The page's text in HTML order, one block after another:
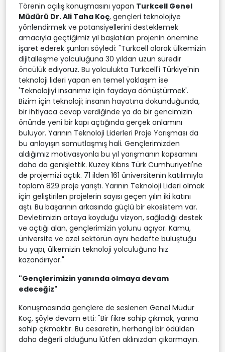
Törenin açılış konuşmasını yapan Turkcell Genel
Müdürü Dr. Ali Taha Koç, gençleri teknolojiye
yönlendirmek ve potansiyellerini desteklemek
amacıyla geçtiğimiz yıl başlatılan projenin önemine
işaret ederek şunları söyledi: "Turkcell olarak ülkemizin
dijitalleşme yolculuğuna 30 yıldan uzun süredir
öncülük ediyoruz. Bu yolculukta Turkcell'i Türkiye'nin
teknoloji lideri yapan en temel yaklaşım ise
'Teknolojiyi insanımız için faydaya dönüştürmek'.
Bizim için teknoloji; insanın hayatına dokunduğunda,
bir ihtiyaca cevap verdiğinde ya da bir gencimizin
önünde yeni bir kapı açtığında gerçek anlamını
buluyor. Yarının Teknoloji Liderleri Proje Yarışması da
bu anlayışın somutlaşmış hali. Gençlerimizden
aldığımız motivasyonla bu yıl yarışmanın kapsamını
daha da genişlettik. Kuzey Kıbrıs Türk Cumhuriyeti'ne
de projemizi açtık. 71 ilden 161 üniversitenin katılımıyla
toplam 829 proje yarıştı. Yarının Teknoloji Lideri olmak
için geliştirilen projelerin sayısı geçen yılın iki katını
aştı. Bu başarının arkasında güçlü bir ekosistem var.
Devletimizin ortaya koyduğu vizyon, sağladığı destek
ve açtığı alan, gençlerimizin yolunu açıyor. Kamu,
üniversite ve özel sektörün aynı hedefte buluştuğu
bu yapı, ülkemizin teknoloji yolculuğuna hız
kazandırıyor."
"Gençlerimizin yanında olmaya devam
edeceğiz"
Konuşmasında gençlere de seslenen Genel Müdür
Koç, şöyle devam etti: "Bir fikre sahip çıkmak, yarına
sahip çıkmaktır. Bu cesaretin, herhangi bir ödülden
daha değerli olduğunu lütfen aklınızdan çıkarmayın.